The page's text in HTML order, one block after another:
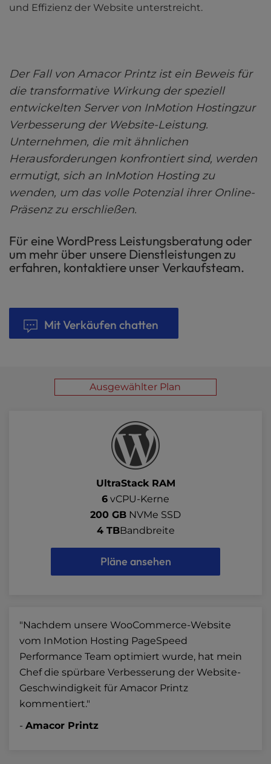
und Effizienz der Website unterstreicht.
Der Fall von Amacor Printz ist ein Beweis für
die transformative Wirkung der speziell
entwickelten Server von InMotion Hostingzur
Verbesserung der Website-Leistung.
Unternehmen, die mit ähnlichen
Herausforderungen konfrontiert sind, werden
ermutigt, sich an InMotion Hosting zu
wenden, um das volle Potenzial ihrer Online-
Präsenz zu erschließen.
Für eine WordPress Leistungsberatung oder
um mehr über unsere Dienstleistungen zu
erfahren, kontaktiere unser Verkaufsteam.
Mit Verkäufen chatten
Ausgewählter Plan
UltraStack RAM
6 vCPU-Kerne
200 GB NVMe SSD
4 TBBandbreite
Pläne ansehen
"Nachdem unsere WooCommerce-Website
vom InMotion Hosting PageSpeed
Performance Team optimiert wurde, hat mein
Chef die spürbare Verbesserung der Website-
Geschwindigkeit für Amacor Printz
kommentiert."
- Amacor Printz